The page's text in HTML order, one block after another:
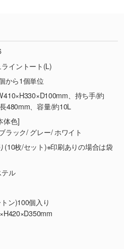
を使って印刷したい／印
る
カラーチップの指定や、
定も承っております。→詳
キャラクター部分だけを
タや、使いたいキャラク
きりしているデータは切
背景が足りない／塗り足
ない
刷範囲よりも小さい場
の背景であれば拡張が可
品基準について
い場合】
加工された場合、または
経過している場合
る返品・交換依頼(商
注文間違い等)
営業時間10:00～
ライントート(L)
から1個単位
、持ち手/約
480mm、容量/約10L
体色]
ラック/ グレー/ ホワイト
(10枚/セット)※印刷ありの場合は袋
ル
ン)100個入り